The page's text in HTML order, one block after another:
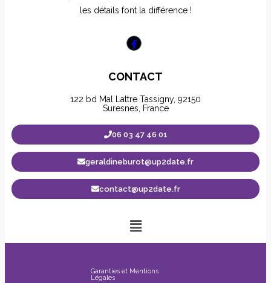
les détails font la différence !
CONTACT
122 bd Mal Lattre Tassigny, 92150
Suresnes, France
06 03 47 46 01
geraldineburot@up2date.fr
contact@up2date.fr
Garanties et Mentions
Légales